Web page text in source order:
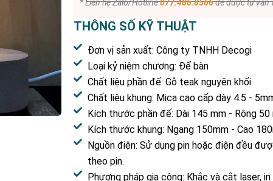
* Liên hệ Zalo/Hotline077.486.8566để được tư vấn
THÔNG SỐ KỸ THUẬT
Đơn vị sản xuất: Công ty TNHH Decogi
Loại kỷ niệm chương: Để bàn
Chất liệu phần đế: Gỗ teak nguyên khối
Chất liệu khung: Mica cao cấp dày 4.5 -
Kích thước phần đế: Dài 145 mm - Rộng 50
Kích thước khung: Ngang 150mm - Cao
Nguồn điện: Sử dụng pin hoặc điện đều
theo pin.
Phương pháp gia công: Khắc và cắt laser, in